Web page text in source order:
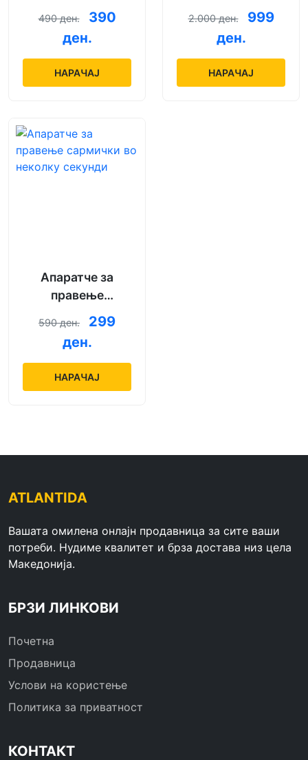
mAh + кабел за
полнење
490 ден.
390
ден.
НАРАЧАЈ
остри ножеви
2.000 ден.
999
ден.
НАРАЧАЈ
Апаратче за
правење
сармички во
неколку секунди
590 ден.
299
ден.
НАРАЧАЈ
ATLANTIDA
Вашата омилена онлајн продавница за сите ваши
потреби. Нудиме квалитет и брза достава низ цела
Македонија.
БРЗИ ЛИНКОВИ
Почетна
Продавница
Услови на користење
Политика за приватност
КОНТАКТ